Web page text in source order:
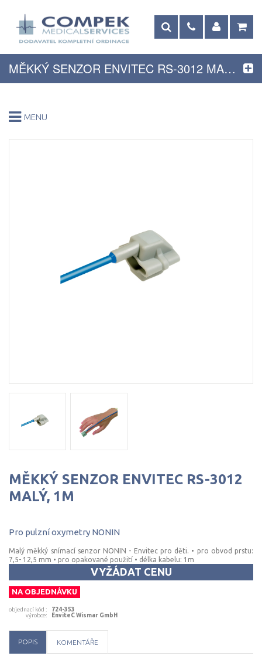
MĚKKÝ SENZOR ENVITEC RS-3012 MALÝ, 1M
MĚKKÝ SENZOR ENVITEC RS-3012
MALÝ, 1M
Pro pulzníoxymetry NONIN
Malý měkký snímací senzor NONIN - Envitec pro děti. • pro obvod prstu:
7,5- 12,5 mm • pro opakované použití • délka kabelu: 1m
VYŽÁDAT CENU
NA OBJEDNÁVKU
objednací kód :
724-353
výrobce: EnviteC Wismar GmbH
POPIS KOMENTÁŘE
MENU